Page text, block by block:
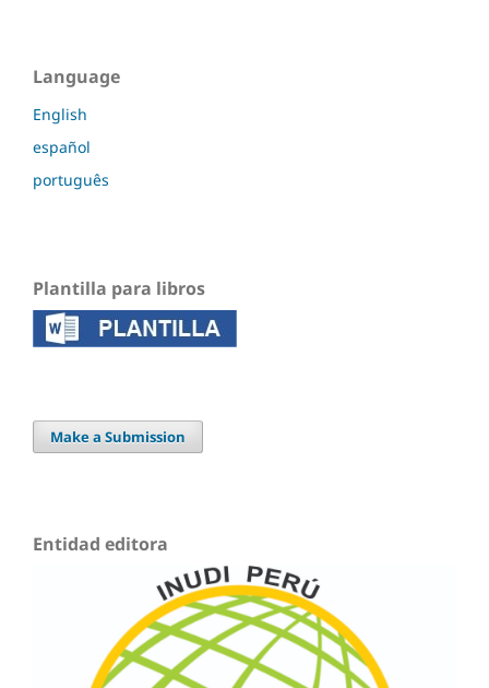
Language
English
español
português
Plantilla para libros
Make a Submission
Entidad editora